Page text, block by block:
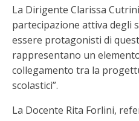
La Dirigente Clarissa
partecipazione attiva degli
essere protagonisti di
rappresentano un
collegamento tra la
scolastici”.
La Docente Rita Forlini,